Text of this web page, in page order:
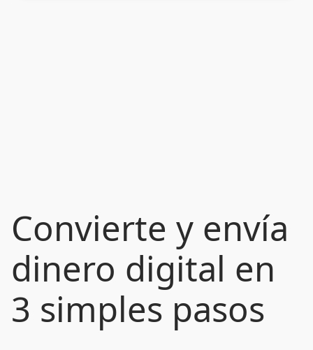
Convierte y envía
dinero digital en
3 simples pasos